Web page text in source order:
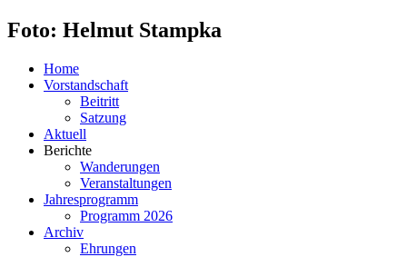
Foto: Helmut Stampka
Home
Vorstandschaft
Beitritt
Satzung
Aktuell
Berichte
Wanderungen
Veranstaltungen
Jahresprogramm
Programm 2026
Archiv
Ehrungen